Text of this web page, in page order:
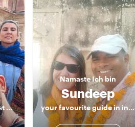
“Licensed Cultural Host & Storyteller | Jaipur & India”
NamasteIch bin
Sundeep
your favourite guide in india